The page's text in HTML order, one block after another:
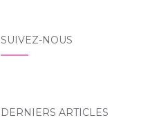
SUIVEZ-NOUS
DERNIERS ARTICLES